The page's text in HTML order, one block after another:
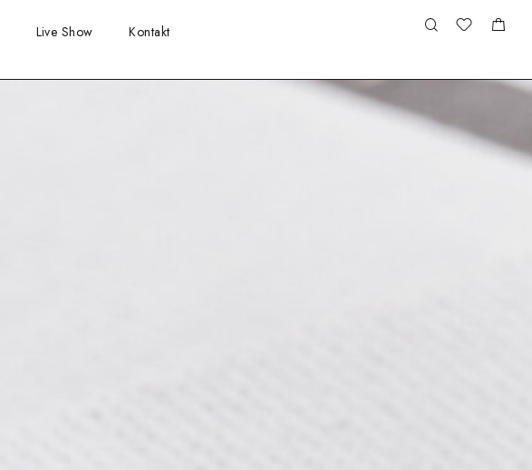
Live Show Kontakt